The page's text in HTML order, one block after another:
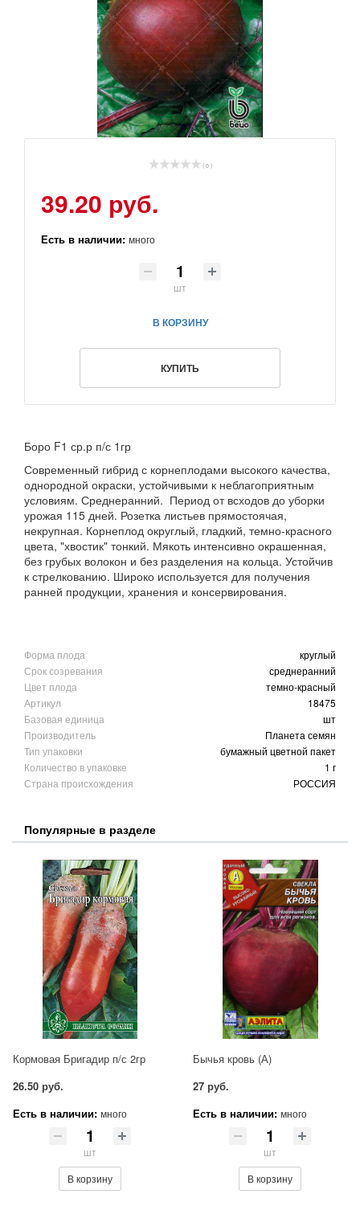
( 0 )
39.20 руб.
Есть в наличии: много
шт
В КОРЗИНУ
КУПИТЬ
Боро F1 ср.р п/с 1гр
Современный гибрид с корнеплодами высокого качества,
однородной окраски, устойчивыми к неблагоприятным
условиям. Среднеранний. Период от всходов до уборки
урожая 115 дней. Розетка листьев прямостоячая,
некрупная. Корнеплод округлый, гладкий, темно-красного
цвета, "хвостик" тонкий. Мякоть интенсивно окрашенная,
без грубых волокон и без разделения на кольца. Устойчив
к стрелкованию. Широко используется для получения
ранней продукции, хранения и консервирования.
Форма плода
круглый
Срок созревания
среднеранний
Цвет плода
темно-красный
Артикул
18475
Базовая единица
шт
Производитель
Планета семян
Тип упаковки
бумажный цветной пакет
Количество в упаковке
1 г
Страна происхождения
РОССИЯ
Популярные в разделе
Кормовая Бригадир п/с 2гр
26.50 руб.
Есть в наличии: много
шт
В корзину
Бычья кровь (А)
27 руб.
Есть в наличии: много
шт
В корзину